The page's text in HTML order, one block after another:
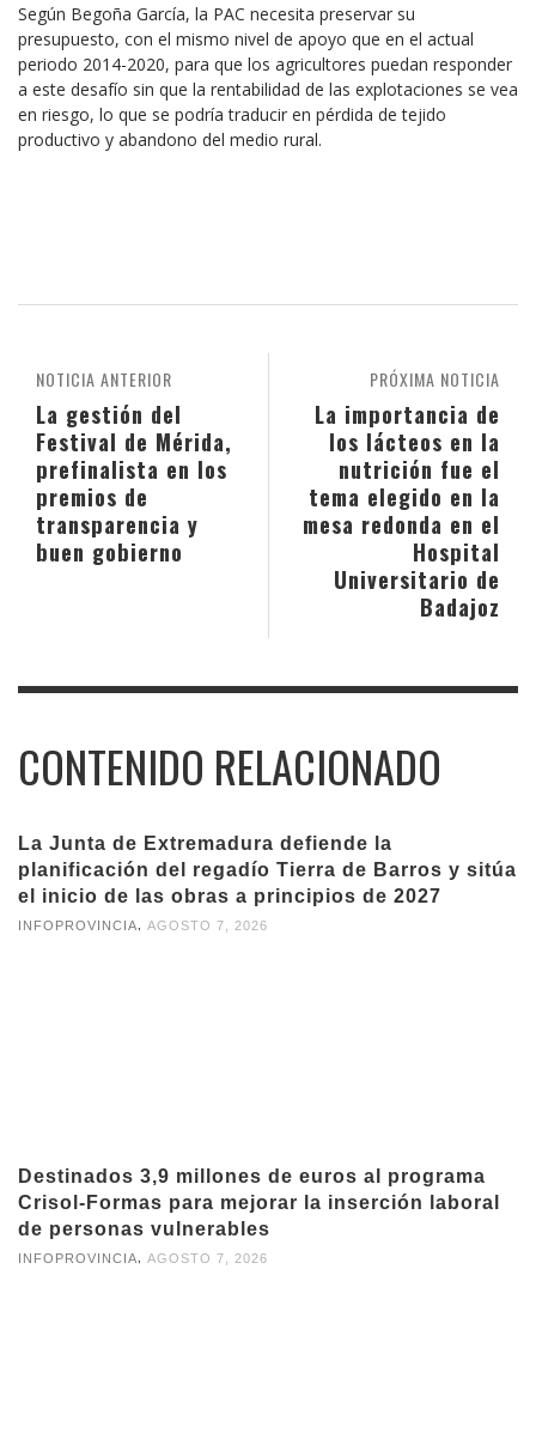
Según Begoña García, la PAC necesita preservar su
presupuesto, con el mismo nivel de apoyo que en el actual
periodo 2014-2020, para que los agricultores puedan responder
a este desafío sin que la rentabilidad de las explotaciones se vea
en riesgo, lo que se podría traducir en pérdida de tejido
productivo y abandono del medio rural.
PRÓXIMA NOTICIA
La importancia de
los lácteos en la
nutrición fue el
tema elegido en la
mesa redonda en el
Hospital
Universitario de
Badajoz
NOTICIA ANTERIOR
La gestión del
Festival de Mérida,
prefinalista en los
premios de
transparencia y
buen gobierno
CONTENIDO RELACIONADO
La Junta de Extremadura defiende la
planificación del regadío Tierra de Barros y sitúa
el inicio de las obras a principios de 2027
INFOPROVINCIA AGOSTO 7, 2026
Destinados 3,9 millones de euros al programa
Crisol-Formas para mejorar la inserción laboral
de personas vulnerables
INFOPROVINCIA, AGOSTO 7, 2026